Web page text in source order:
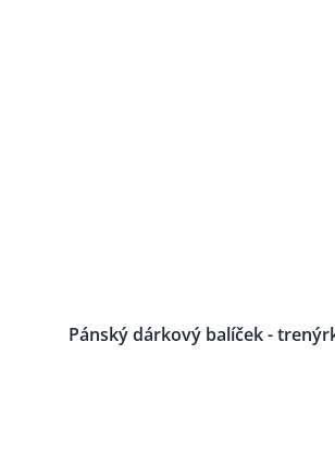
Pánský dárkový balíček -